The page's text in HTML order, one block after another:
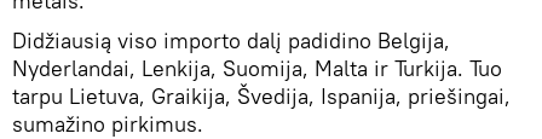
Didžiausią viso importo dalį padidino Belgija,
Nyderlandai, Lenkija, Suomija, Malta ir Turkija. Tuo
tarpu Lietuva, Graikija, Švedija, Ispanija, priešingai,
sumažino pirkimus.